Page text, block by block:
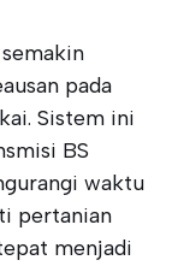
pada
Sistem ini
BS
waktu
pertanian
menjadi